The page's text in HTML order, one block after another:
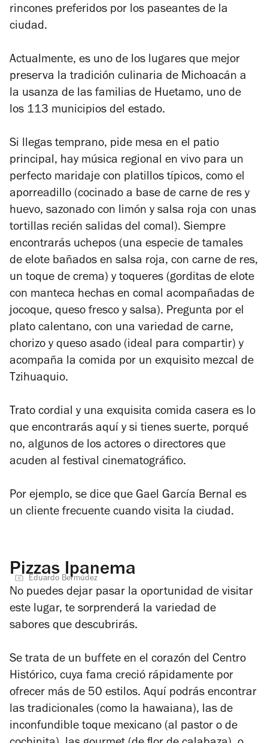
rincones preferidos por los paseantes de la
ciudad.
Actualmente, es uno de los lugares que mejor
preserva la tradición culinaria de Michoacán a
la usanza de las familias de Huetamo, uno de
los 113 municipios del estado.
Si llegas temprano, pide mesa en el patio
principal, hay música regional en vivo para un
perfecto maridaje con platillos típicos, como el
aporreadillo (cocinado a base de carne de res y
huevo, sazonado con limón y salsa roja con unas
tortillas recién salidas del comal). Siempre
encontrarás uchepos (una especie de tamales
de elote bañados en salsa roja, con carne de res,
un toque de crema) y toqueres (gorditas de elote
con manteca hechas en comal acompañadas de
jocoque, queso fresco y salsa). Pregunta por el
plato calentano, con una variedad de carne,
chorizo y queso asado (ideal para compartir) y
acompaña la comida por un exquisito mezcal de
Tzihuaquio.
Trato cordial y una exquisita comida casera es lo
que encontrarás aquí y si tienes suerte, porqué
no, algunos de los actores o directores que
acuden al festival cinematográfico.
Por ejemplo, se dice que Gael García Bernal es
un cliente frecuente cuando visita la ciudad.
Pizzas Ipanema
Eduardo Bermúdez
No puedes dejar pasar la oportunidad de visitar
este lugar, te sorprenderá la variedad de
sabores que descubrirás.
Se trata de un buffete en el corazón del Centro
Histórico, cuya fama creció rápidamente por
ofrecer más de 50 estilos. Aquí podrás encontrar
las tradicionales (como la hawaiana), las de
inconfundible toque mexicano (al pastor o de